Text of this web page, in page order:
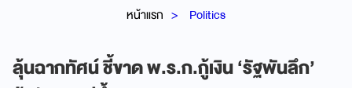
หน้าแรก Politics
ลุ้นฉากทัศน์ ชี้ขาด พ.ร.ก.กู้เงิน ‘รัฐพันลึก’